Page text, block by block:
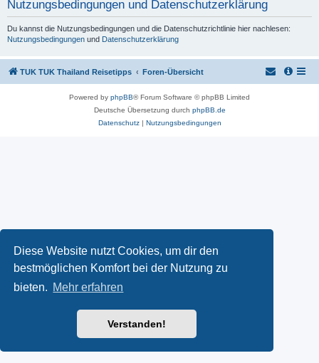
Diese Website nutzt Cookies, um dir den
bestmöglichen Komfort bei der Nutzung zu
bieten. Mehr erfahren
Verstanden!
Nutzungsbedingungen und Datenschutzerklärung
Du kannst die Nutzungsbedingungen und die Datenschutzrichtlinie hier nachlesen:
Nutzungsbedingungen und Datenschutzerklärung
TUK TUK Thailand Reisetipps Foren-Übersicht
Powered by phpBB® Forum Software © phpBB Limited
Deutsche Übersetzung durch phpBB.de
Datenschutz| Nutzungsbedingungen